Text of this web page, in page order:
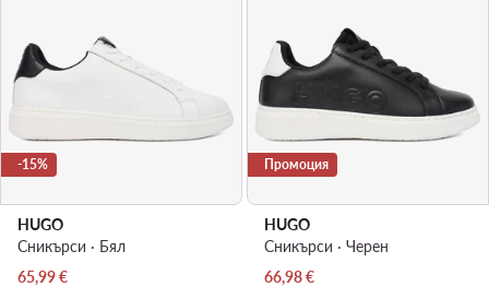
-15%
HUGO
Сникърси · Бял
Актуална цена
65,99€
Промоция
HUGO
Сникърси · Черен
Актуална цена
66,98€